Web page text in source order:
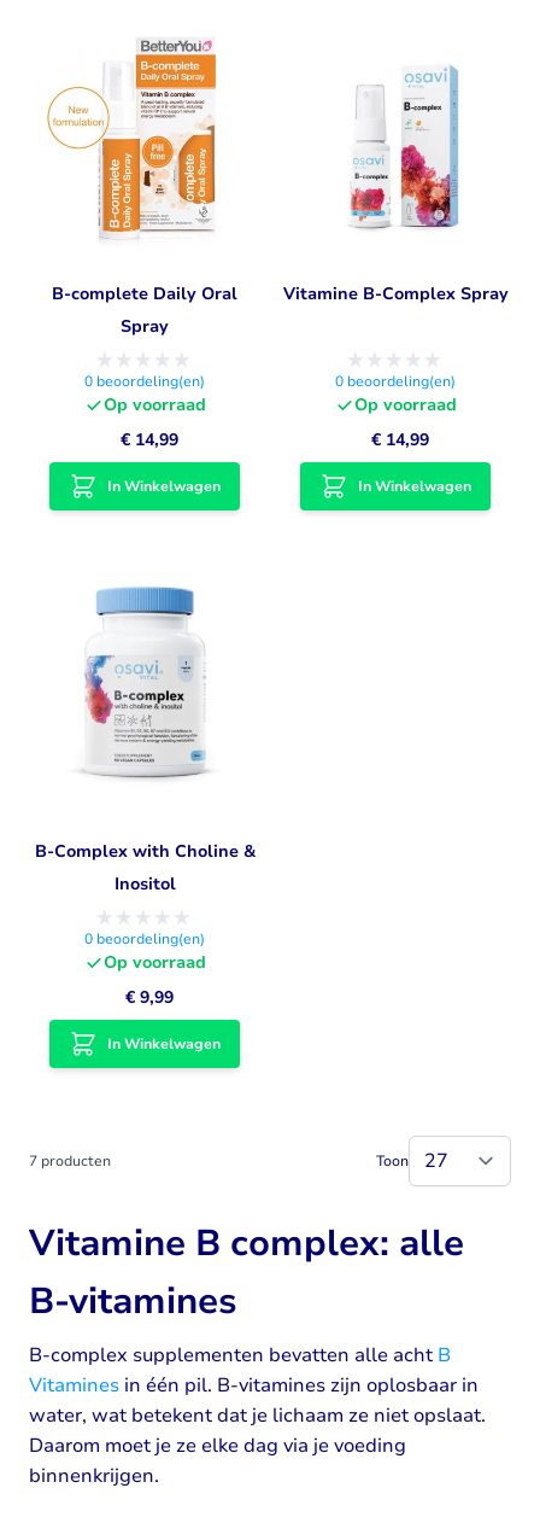
B-complete Daily Oral
Spray
0 beoordeling(en)
Op voorraad
€ 14,99
In Winkelwagen
Vitamine B-Complex Spray
0 beoordeling(en)
Op voorraad
€ 14,99
In Winkelwagen
B-Complex with Choline &
Inositol
0 beoordeling(en)
Op voorraad
€ 9,99
In Winkelwagen
7 producten Toon
Vitamine B complex: alle
B-vitamines
B-complex supplementen bevatten alle acht B
Vitamines in één pil. B-vitamines zijn oplosbaar in
water, wat betekent dat je lichaam ze niet opslaat.
Daarom moet je ze elke dag via je voeding
binnenkrijgen.